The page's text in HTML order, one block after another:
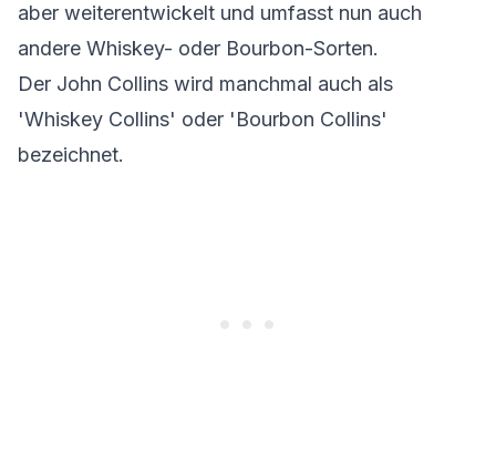
aber weiterentwickelt und umfasst nun auch
andere Whiskey- oder Bourbon-Sorten.
Der John Collins wird manchmal auch als
'Whiskey Collins' oder 'Bourbon Collins'
bezeichnet.